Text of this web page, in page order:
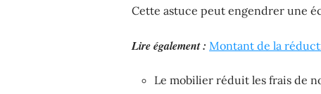
Cette astuce peut engendrer une
Lire également : Montant de la
Le mobilier réduit les frais de